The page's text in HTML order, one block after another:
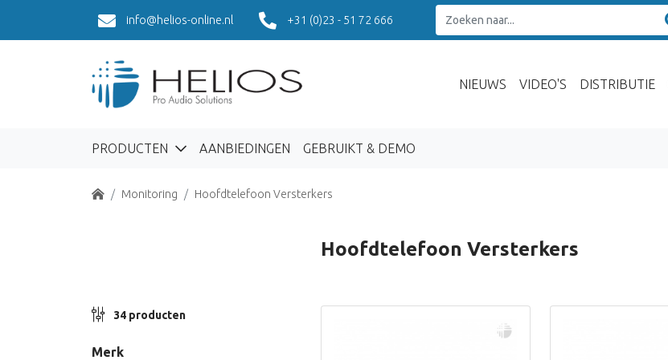
info@helios-online.nl +31 (0)23 - 51 72 666
NIEUWS VIDEO'S DISTRIBUTIE
PRODUCTEN AANBIEDINGEN GEBRUIKT & DEMO
Home Monitoring Hoofdtelefoon Versterkers
Hoofdtelefoon Versterkers
34 producten
Merk